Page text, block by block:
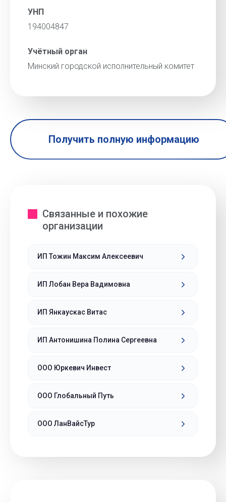
УНП
194004847
Учётный орган
Минский городской исполнительный комитет
Получить полную информацию
Связанные и похожие
организации
ИП Тожин Максим Алексеевич
ИП Лобан Вера Вадимовна
ИП Янкаускас Витас
ИП Антонишина Полина Сергеевна
ООО Юркевич Инвест
ООО Глобальный Путь
ООО ЛанВайсТур